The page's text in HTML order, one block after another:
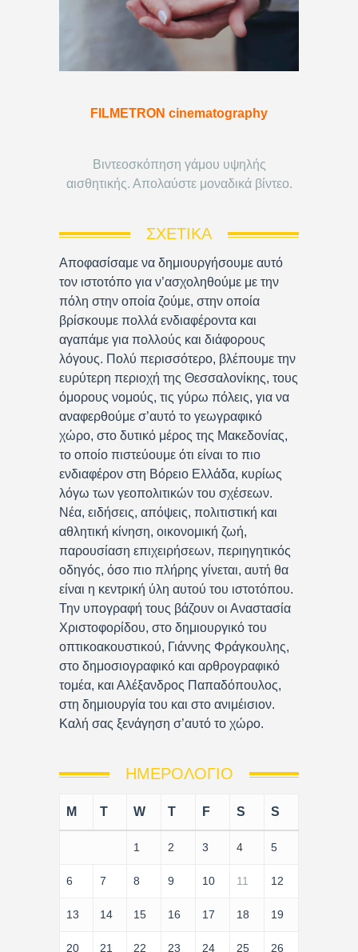
FILMETRON cinematography
Βιντεοσκόπηση γάμου υψηλής
αισθητικής. Απολαύστε μοναδικά βίντεο.
ΣΧΕΤΙΚΆ
Αποφασίσαμε να δημιουργήσουμε αυτό
τον ιστοτόπο για ν’ασχοληθούμε με την
πόλη στην οποία ζούμε, στην οποία
βρίσκουμε πολλά ενδιαφέροντα και
αγαπάμε για πολλούς και διάφορους
λόγους. Πολύ περισσότερο, βλέπουμε την
ευρύτερη περιοχή της Θεσσαλονίκης, τους
όμορους νομούς, τις γύρω πόλεις, για να
αναφερθούμε σ’αυτό το γεωγραφικό
χώρο, στο δυτικό μέρος της Μακεδονίας,
το οποίο πιστεύουμε ότι είναι το πιο
ενδιαφέρον στη Βόρειο Ελλάδα, κυρίως
λόγω των γεοπολιτικών του σχέσεων.
Νέα, ειδήσεις, απόψεις, πολιτιστική και
αθλητική κίνηση, οικονομική ζωή,
παρουσίαση επιχειρήσεων, περιηγητικός
οδηγός, όσο πιο πλήρης γίνεται, αυτή θα
είναι η κεντρική ύλη αυτού του ιστοτόπου.
Την υπογραφή τους βάζουν οι Αναστασία
Χριστοφορίδου, στο δημιουργικό του
οπτικοακουστικού, Γιάννης Φράγκουλης,
στο δημοσιογραφικό και αρθρογραφικό
τομέα, και Αλέξανδρος Παπαδόπουλος,
στη δημιουργία του και στο ανιμέισιον.
Καλή σας ξενάγηση σ’αυτό το χώρο.
ΗΜΕΡΟΛΌΓΙΟ
M T W T F S S
1 2 3 4 5
6 7 8 9 10 11 12
13 14 15 16 17 18 19
20 21 22 23 24 25 26